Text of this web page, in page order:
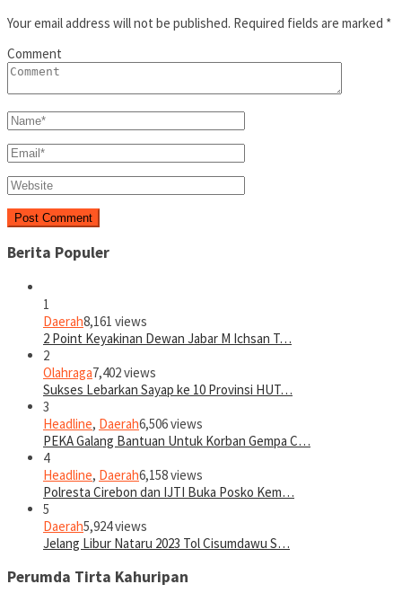
Your email address will not be published. Required fields are marked *
Comment
Berita Populer
1
Daerah8,161 views
2 Point Keyakinan Dewan Jabar M Ichsan T…
2
Olahraga7,402 views
Sukses Lebarkan Sayap ke 10 Provinsi HUT…
3
Headline, Daerah6,506 views
PEKA Galang Bantuan Untuk Korban Gempa C…
4
Headline, Daerah6,158 views
Polresta Cirebon dan IJTI Buka Posko Kem…
5
Daerah5,924 views
Jelang Libur Nataru 2023 Tol Cisumdawu S…
Perumda Tirta Kahuripan